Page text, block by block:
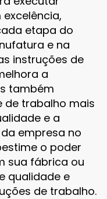
etapa do
e na
instruções de
a
também
de trabalho mais
e a
empresa no
o poder
sua fábrica ou
qualidade e
de trabalho.